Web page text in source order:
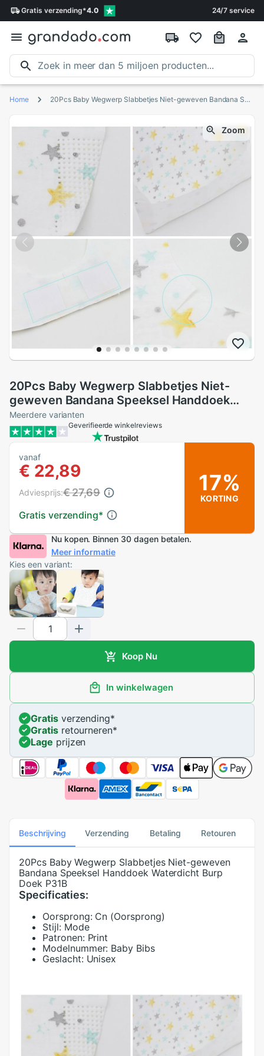
Gratis verzending*4.0 24/7 service
Home 20Pcs Baby Wegwerp Slabbetjes Niet-geweven Bandana Speeksel Handdoek Waterdicht Burp Doek P31B
Zoom
20Pcs Baby Wegwerp Slabbetjes Niet-
geweven Bandana Speeksel Handdoek
Waterdicht Burp Doek P31B
Meerdere varianten
Geverifieerde winkelreviews
vanaf
€ 22,89
Gratis verzending*
Adviesprijs:€ 27,69 17%
KORTING
Nu kopen. Binnen 30 dagen betalen.
Meer informatie
Kies een variant:
Koop Nu
In winkelwagen
Gratisverzending*
Gratisretourneren*
Lage prijzen
Beschrijving Verzending Betaling Retouren
20Pcs Baby Wegwerp Slabbetjes Niet-geweven
Bandana Speeksel Handdoek Waterdicht Burp
Doek P31B
Specificaties:
Oorsprong: Cn (Oorsprong)
Stijl: Mode
Patronen: Print
Modelnummer: Baby Bibs
Geslacht: Unisex